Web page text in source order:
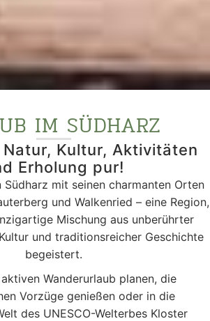
IM SÜDHARZ
Natur, Kultur, Aktivitäten
Erholung pur!
Südharz mit seinen charmanten Orten
und Walkenried – eine Region,
Mischung aus unberührter
und traditionsreicher Geschichte
begeistert.
Wanderurlaub planen, die
Vorzüge genießen oder in die
des UNESCO-Welterbes Kloster